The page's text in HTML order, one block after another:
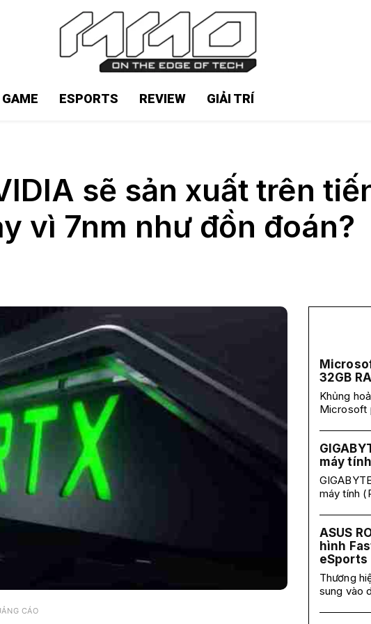
ESPORTS REVIEW GIẢI TRÍ
sẽ sản xuất trên
vì 7nm như đồn đoán?
CÁO
32GB
Khủng
Microsoft
máy
máy tính
ASUS
hình
eSports
Thương
sung vào